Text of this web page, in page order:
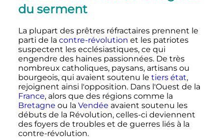
du serment
La plupart des prêtres réfractaires prennent le
parti de la contre-révolution et les patriotes
suspectent les ecclésiastiques, ce qui
engendre des haines passionnées. De très
nombreux catholiques, paysans, artisans ou
bourgeois, qui avaient soutenu le tiers état,
rejoignent ainsi l'opposition. Dans l'Ouest de la
France, alors que des régions comme la
Bretagne ou la Vendée avaient soutenu les
débuts de la Révolution, celles-ci deviennent
des foyers de troubles et de guerres liés à la
contre-révolution.